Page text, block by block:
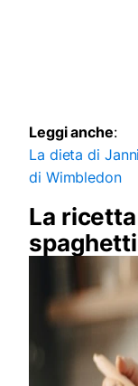
Leggi anche:
La dieta di
di Wimbledon
La